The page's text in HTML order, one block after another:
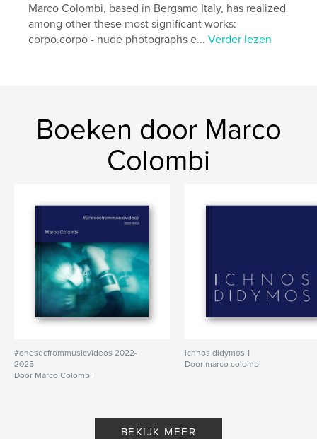
Marco Colombi, based in Bergamo Italy, has realized
among other these most significant works:
corpo.corpo - nude photographs e...Verder lezen
Boeken door Marco
Colombi
#onesecfrommusicvideos 2022-
2025
Door Marco Colombi
ichnos didymos 1
Door marco colombi
BEKIJK MEER